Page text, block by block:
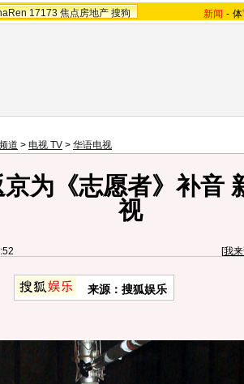
17173 焦点房地产 搜狗 新闻 -
道 > 电视 TV > 华语电视
为《志愿者》补音
视
[我
来源：搜狐娱乐